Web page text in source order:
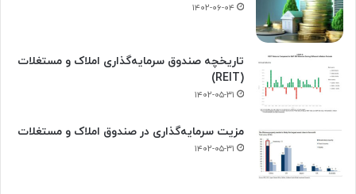
۱۴۰۲-۰۶-۰۴
تاریخچه صندوق سرمایه‌گذاری املاک و مستغلات
(REIT)
۱۴۰۲-۰۵-۳۱
مزیت سرمایه‌گذاری در صندوق املاک و مستغلات
۱۴۰۲-۰۵-۳۱